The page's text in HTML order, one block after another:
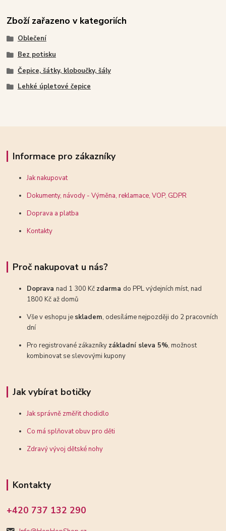
Zboží zařazeno v kategoriích
Oblečení
Bez potisku
Čepice, šátky, kloboučky, šály
Lehké úpletové čepice
Informace pro zákazníky
Jak nakupovat
Dokumenty, návody - Výměna, reklamace, VOP, GDPR
Doprava a platba
Kontakty
Proč nakupovat u nás?
Dopravanad 1 300 Kč zdarma do PPL výdejních míst, nad
1800 Kč až domů
Vše v eshopu je skladem, odesíláme nejpozději do 2 pracovních
dní
Pro registrované zákazníky základní sleva 5%, možnost
kombinovat se slevovými kupony
Jak vybírat botičky
Jak správně změřit chodidlo
Co má splňovat obuv pro děti
Zdravý vývoj dětské nohy
Kontakty
+420 737 132 290